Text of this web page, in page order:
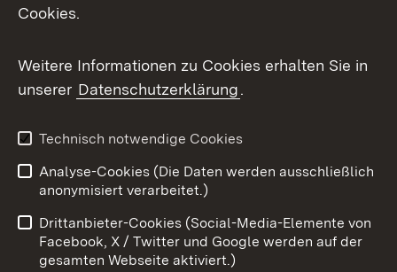
X / Twitter
Youtube
Impressum
Kontakt
Barrierefreiheit
Datenschutz
Cookies
Cookies.
Weitere Informationen zu Cookies erhalten Sie in
unserer Datenschutzerklärung.
Technisch notwendige Cookies
Analyse-Cookies (Die Daten werden ausschließlich
anonymisiert verarbeitet.)
Drittanbieter-Cookies (Social-Media-Elemente von
Facebook, X / Twitter und Google werden auf der
gesamten Webseite aktiviert.)